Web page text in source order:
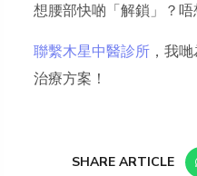
想腰部快啲「解鎖」？
聯繫木星中醫診所 ，我
治療方案！
SHARE ARTICLE